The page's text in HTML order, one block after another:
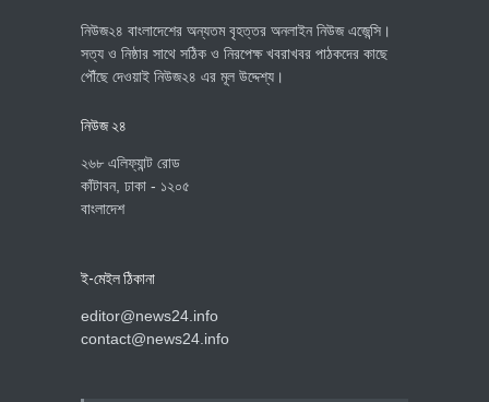
নিউজ২৪ বাংলাদেশের অন্যতম বৃহত্তর অনলাইন নিউজ এজেন্সি।
সত্য ও নিষ্ঠার সাথে সঠিক ও নিরপেক্ষ খবরাখবর পাঠকদের কাছে
পৌঁছে দেওয়াই নিউজ২৪ এর মূল উদ্দেশ্য।
নিউজ ২৪
২৬৮ এলিফ্যান্ট রোড
কাঁটাবন, ঢাকা - ১২০৫
বাংলাদেশ
ই-মেইল ঠিকানা
editor@news24.info
contact@news24.info